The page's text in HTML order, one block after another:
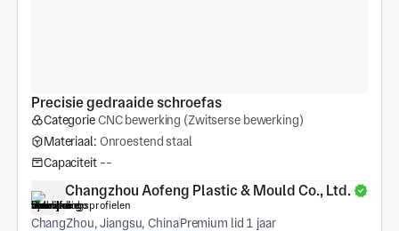
Precisie gedraaide schroefas
CategorieCNC bewerking (Zwitserse bewerking)
Materiaal: Onroestend staal
Capaciteit --
Changzhou Aofeng Plastic & Mould Co., Ltd.
ChangZhou, Jiangsu, ChinaPremium lid 1 jaar